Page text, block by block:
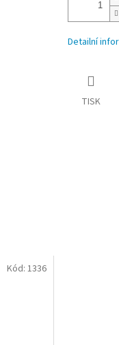
Detailní
TISK
Kód: 1336